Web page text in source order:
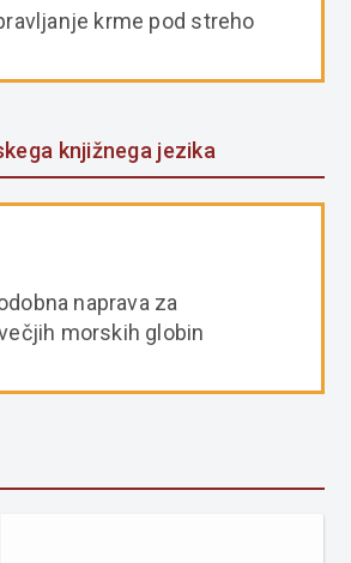
krme pod streho
knjižnega jezika
naprava za
morskih globin